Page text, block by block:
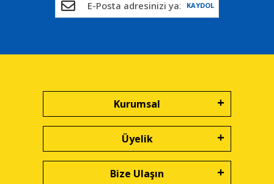
KAYDOL
Kurumsal
Üyelik
Bize Ulaşın